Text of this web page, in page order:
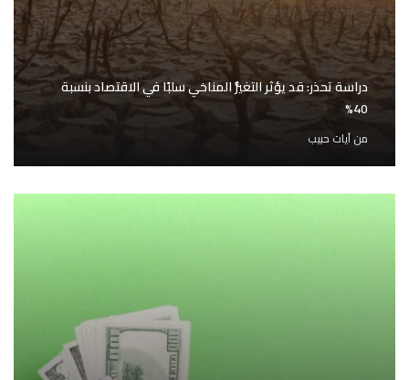
دراسة تحذر: قد يؤثر التغيُّر المناخي سلبًا في الاقتصاد بنسبة
40%
منآيات حبيب